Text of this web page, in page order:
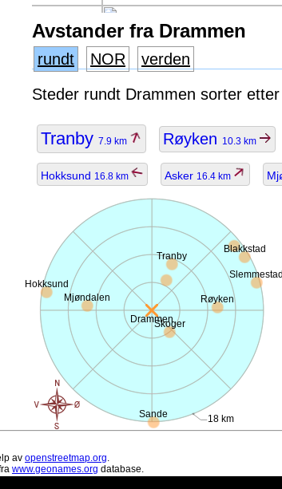
Avstander fra Drammen
rundt NOR
verden
Steder rundt Drammen sorter
Tranby 7.9 km Røyken 10.3 km
Hokksund 16.8 km Asker 16.4 km
Drammen
18 km
Tranby
Røyken
Blakkstad
Sande
Skoger
Slemmestad
Hokksund
Mjøndalen
av openstreetmap.org.
www.geonames.org database.